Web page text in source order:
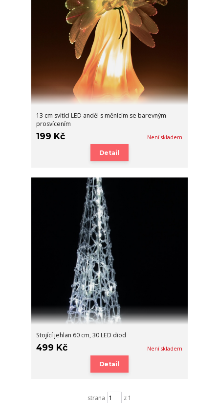
13 cm svítící LED anděl s měnícím se barevným
prosvícením
199 Kč Není skladem
Detail
Stojící jehlan 60 cm, 30 LED diod
499 Kč Není skladem
Detail
strana z 1